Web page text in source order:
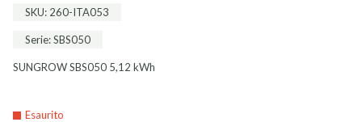
SKU: 260-ITA053
Serie: SBS050
SUNGROW SBS050 5,12 kWh
Esaurito